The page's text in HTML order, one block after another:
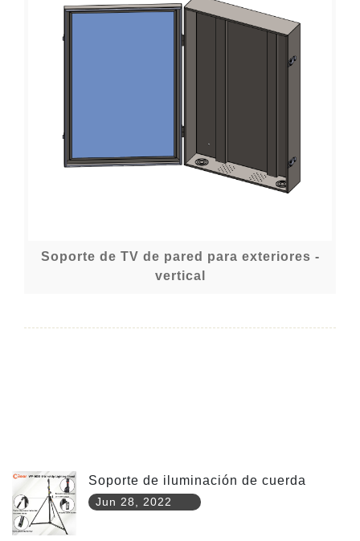
Soporte de TV de pared para exteriores -
vertical
Soporte de iluminación de cuerda
Jun 28, 2022